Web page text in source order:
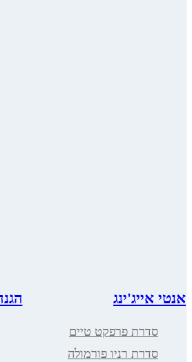
אנטי אייג'ינג
סדרת פרפקט טיים
סדרת רניו פורמולה